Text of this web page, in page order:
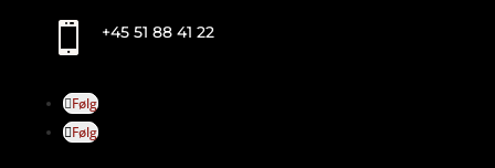
 +45 51 88 41 22
Følg
Følg